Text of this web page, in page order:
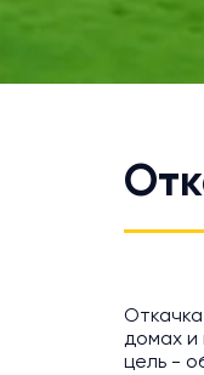
домах и
цель -